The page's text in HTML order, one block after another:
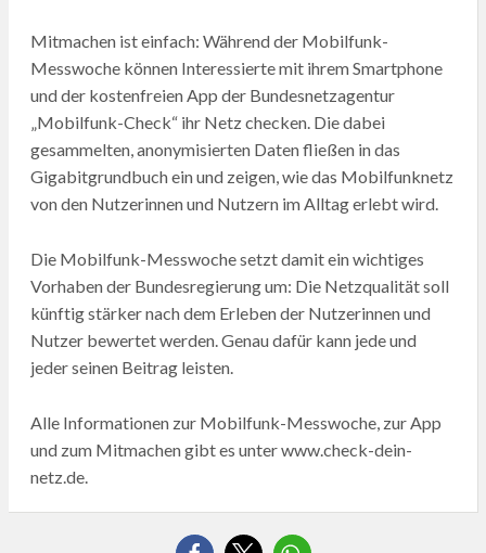
Mitmachen ist einfach: Während der Mobilfunk-
Messwoche können Interessierte mit ihrem Smartphone
und der kostenfreien App der Bundesnetzagentur
„Mobilfunk-Check“ ihr Netz checken. Die dabei
gesammelten, anonymisierten Daten fließen in das
Gigabitgrundbuch ein und zeigen, wie das Mobilfunknetz
von den Nutzerinnen und Nutzern im Alltag erlebt wird.
Die Mobilfunk-Messwoche setzt damit ein wichtiges
Vorhaben der Bundesregierung um: Die Netzqualität soll
künftig stärker nach dem Erleben der Nutzerinnen und
Nutzer bewertet werden. Genau dafür kann jede und
jeder seinen Beitrag leisten.
Alle Informationen zur Mobilfunk-Messwoche, zur App
und zum Mitmachen gibt es unter www.check-dein-
netz.de.